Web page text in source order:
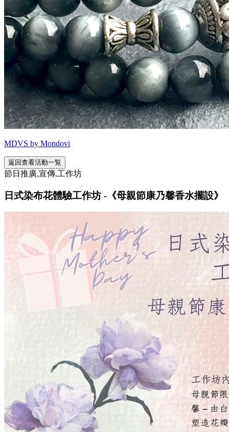
MDVS by Mondovi
返回查看活動一覧
節日推廣,宣傳,工作坊
日式染布花體驗工作坊 -《母親節康乃馨香水擺設》